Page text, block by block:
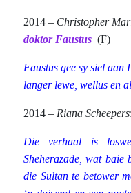
2014 – Christopher
doktor Faustus (F)
Faustus gee sy siel
langer lewe, wellus en
2014 – Riana Scheepers:
Die verhaal is
Sheherazade, wat baie
die Sultan te betower